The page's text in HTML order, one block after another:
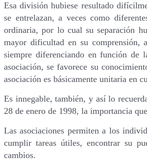
Esa división hubiese resultado
se entrelazan, a veces como
ordinaria, por lo cual su separación
mayor dificultad en su comprensión,
siempre diferenciando en función de
asociación, se favorece su
asociación es básicamente unitaria en
Es innegable, también, y así lo
28 de enero de 1998, la importancia
Las asociaciones permiten a los
cumplir tareas útiles, encontrar su
cambios.